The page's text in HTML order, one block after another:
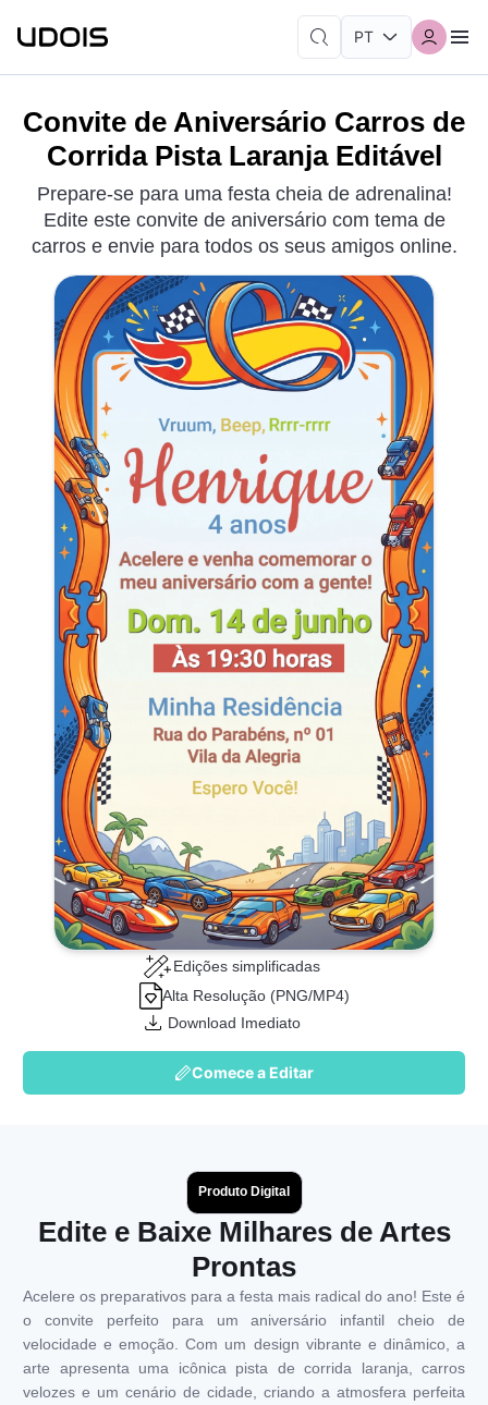
Convite de Aniversário Carros de
Corrida Pista Laranja Editável
Prepare-se para uma festa cheia de adrenalina!
Edite este convite de aniversário com tema de
carros e envie para todos os seus amigos online.
Edições simplificadas
Alta Resolução (PNG/MP4)
Download Imediato
Comece a Editar
Produto Digital
Edite e Baixe Milhares de Artes
Prontas
Acelere os preparativos para a festa mais radical do ano! Este é
o convite perfeito para um aniversário infantil cheio de
velocidade e emoção. Com um design vibrante e dinâmico, a
arte apresenta uma icônica pista de corrida laranja, carros
velozes e um cenário de cidade, criando a atmosfera perfeita